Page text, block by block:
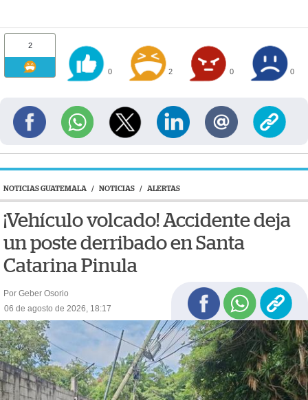
2
0 2 0 0
NOTICIAS GUATEMALA / NOTICIAS / ALERTAS
¡Vehículo volcado! Accidente deja
un poste derribado en Santa
Catarina Pinula
Por Geber Osorio
06 de agosto de 2026, 18:17